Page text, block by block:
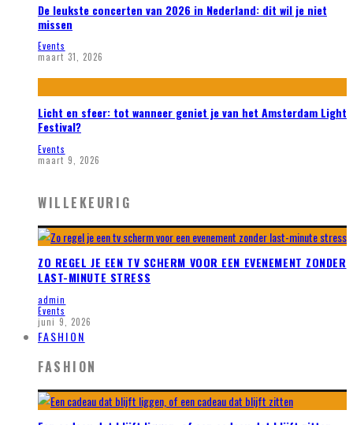
De leukste concerten van 2026 in Nederland: dit wil je niet
missen
Events
maart 31, 2026
Licht en sfeer: tot wanneer geniet je van het Amsterdam Light
Festival?
Events
maart 9, 2026
WILLEKEURIG
ZO REGEL JE EEN TV SCHERM VOOR EEN EVENEMENT ZONDER
LAST-MINUTE STRESS
admin
Events
juni 9, 2026
FASHION
FASHION